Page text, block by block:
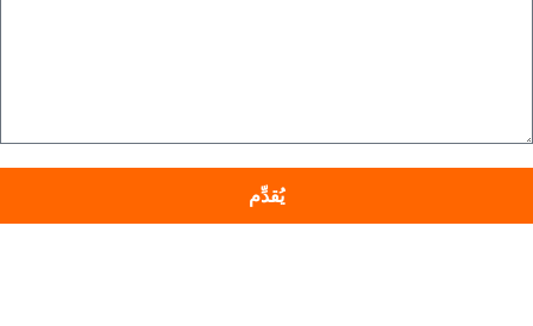
يُقدِّم